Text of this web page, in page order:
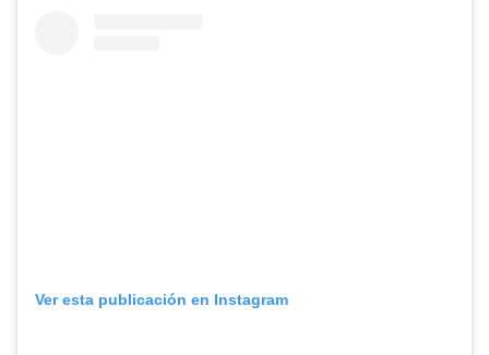
Ver esta publicación en Instagram